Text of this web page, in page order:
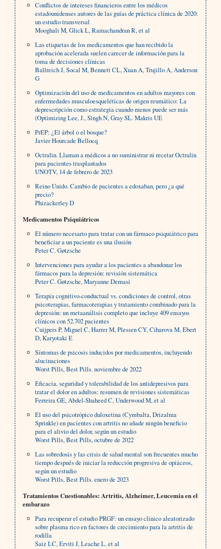
Conflictos de intereses financieros entre los médicos
estadounidenses autores de las guías de práctica clínica de 2020:
un estudio transversal
Mooghali M, Glick L, Ramachandran R, et al
Las etiquetas de los medicamentos que han recibido la
aprobación acelerada suelen carecer de información para la
toma de decisiones clínicas
Ballreich J, Socal M, Bennett CL, Xuan A, Trujillo A, Anderson
G
Optimización del uso de medicamentos en adultos mayores con
enfermedades musculoesqueléticas de origen reumático: La
deprescripción como estrategia cuando menos puede ser más
(Optimizing Lee, J., Singh N, Gray SL. Makris UE
PrEP: ¿El árbol o el bosque?
Javier Hourcade Bellocq
Octralin. Llaman a médicos a no suministrar ni recetar Octralin
para pacientes trasplantados
UNOTV, 14 de febrero de 2023
Reino Unido. Cambio de pacientes a edoxaban, pero ¿a qué
precio?
Phizackerley D
Medicamentos Psiquiátricos
El número necesario para tratar con un fármaco psiquiátrico para
beneficiar a un paciente es una ilusión
Peter C. Gøtzsche
Intervenciones para ayudar a los pacientes a abandonar los
fármacos para la depresión: revisión sistemática
Peter C. Gøtzsche, Maryanne Demasi
Terapia cognitivo-conductual vs. condiciones de control, otras
psicoterapias, farmacoterapias y tratamiento combinado para la
depresión: un metaanálisis completo que incluye 409 ensayos
clínicos con 52.702 pacientes
Cuijpers P, Miguel C, Harrer M, Plessen CY, Ciharova M, Ebert
D, Karyotaki E
Síntomas de psicosis inducidos por medicamentos, incluyendo
alucinaciones
Worst Pills, Best Pills. noviembre de 2022
Eficacia, seguridad y tolerabilidad de los antidepresivos para
tratar el dolor en adultos: resumen de revisiones sistemáticas
Ferreira GE, Abdel-Shaheed C, Underwood M, et al
El uso del psicotrópico duloxetina (Cymbalta, Drizalma
Sprinkle) en pacientes con artritis no añade ningún beneficio
para el alivio del dolor, según un estudio
Worst Pills, Best Pills, octubre de 2022
Las sobredosis y las crisis de salud mental son frecuentes mucho
tiempo después de iniciar la reducción progresiva de opiáceos,
según un estudio
Worst Pills, Best Pills. enero de 2023
Tratamientos Cuestionables: Artritis, Alzheimer, Leucemia en el
embarazo
Para recuperar el estudio PRGF: un ensayo clínico aleatorizado
sobre plasma rico en factores de crecimiento para la artritis de
rodilla
Saiz LC, Erviti J, Leache L. et al